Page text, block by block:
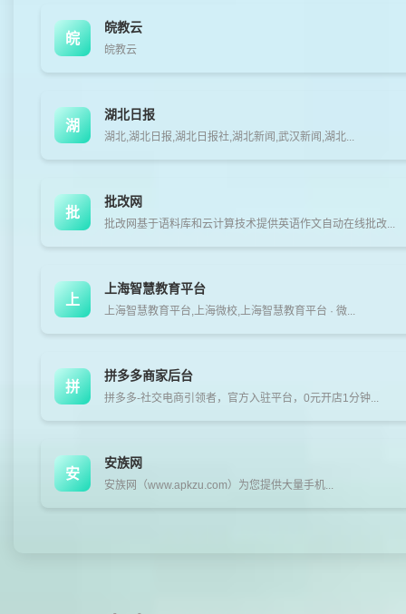
皖
皖教云
皖教云
湖
湖北日报
湖北,湖北日报,湖北日报社,湖北新闻,武汉新闻,湖北...
批
批改网
批改网基于语料库和云计算技术提供英语作文自动在线批改...
上
上海智慧教育平台
上海智慧教育平台,上海微校,上海智慧教育平台 · 微...
拼
拼多多商家后台
拼多多-社交电商引领者，官方入驻平台，0元开店1分钟...
安
安族网
安族网（www.apkzu.com）为您提供大量手机...